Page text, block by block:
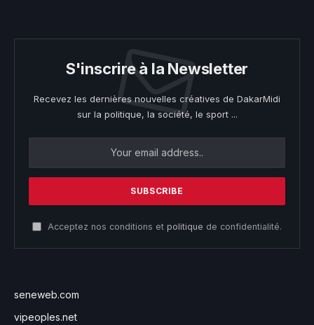
S'inscrire à la Newsletter
Recevez les dernières nouvelles créatives de DakarMidi
sur la politique, la société, le sport ...
Acceptez nos conditions et politique de confidentialité.
seneweb.com
vipeoples.net